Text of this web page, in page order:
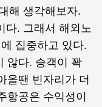
해 생각해보자.
다. 그래서 해외노
집중하고 있다.
않다. 승객이 꽉
올땐 빈자리가 더
항공은 수익성이